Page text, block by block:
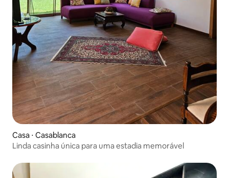
Casa ⋅ Casablanca
Linda casinha única para uma estadia memorável